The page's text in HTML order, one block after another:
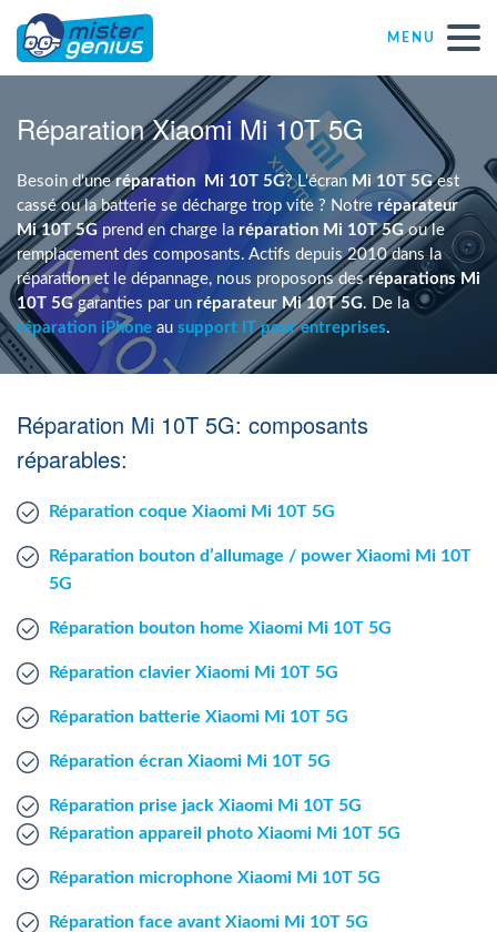
MENU
Réparations – Dépannages
Magasins informatiques toutes marques
Particulier
Indépendant
PME
Agent Windows
Réparation Xiaomi Mi 10T 5G
Besoin d'uneréparation Mi 10T 5G? L'écran Mi 10T 5Gest
cassé ou la batterie se décharge trop vite ? Notreréparateur
Mi 10T 5G prend en charge la réparation Mi 10T 5Gou le
remplacement des composants. Actifs depuis 2010 dans la
réparation et le dépannage, nous proposons desréparations Mi
10T 5Ggaranties par un réparateur Mi 10T 5G. De la
réparation iPhone au support IT pour entreprises.
Réparation Mi 10T 5G: composants
réparables:
Réparation coque Xiaomi Mi 10T 5G
Réparation bouton d’allumage / power Xiaomi Mi 10T
5G
Réparation bouton home Xiaomi Mi 10T 5G
Réparation clavier Xiaomi Mi 10T 5G
Réparation batterie Xiaomi Mi 10T 5G
Réparation écran Xiaomi Mi 10T 5G
Réparation prise jack Xiaomi Mi 10T 5G
Réparation appareil photo Xiaomi Mi 10T 5G
Réparation microphone Xiaomi Mi 10T 5G
Réparation face avant Xiaomi Mi 10T 5G